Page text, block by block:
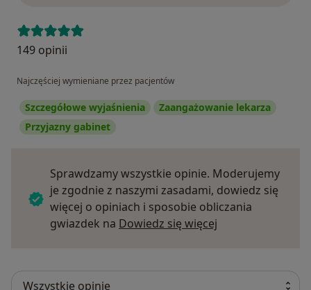
149 opinii
Najczęściej wymieniane przez pacjentów
Szczegółowe wyjaśnienia
Zaangażowanie lekarza
Przyjazny gabinet
Sprawdzamy wszystkie opinie. Moderujemy
je zgodnie z naszymi zasadami, dowiedz się
więcej o opiniach i sposobie obliczania
gwiazdek na Dowiedz się więcej